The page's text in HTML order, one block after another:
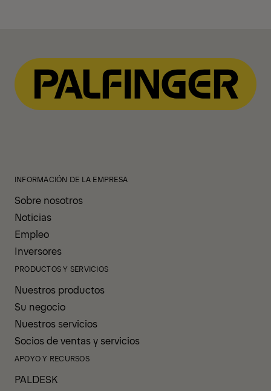
INFORMACIÓN DE LA EMPRESA
Sobre nosotros
Noticias
Empleo
Inversores
PRODUCTOS Y SERVICIOS
Nuestros productos
Su negocio
Nuestros servicios
Socios de ventas y servicios
APOYO Y RECURSOS
PALDESK